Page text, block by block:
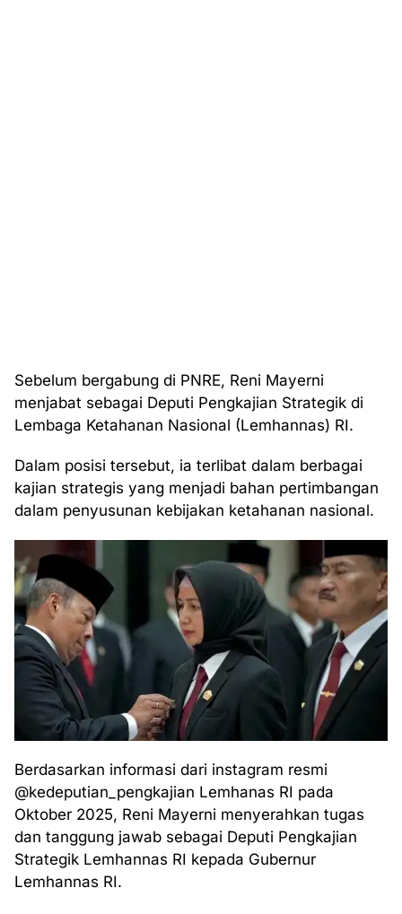
Sebelum bergabung di PNRE, Reni Mayerni
menjabat sebagai Deputi Pengkajian Strategik di
Lembaga Ketahanan Nasional (Lemhannas) RI.
Dalam posisi tersebut, ia terlibat dalam berbagai
kajian strategis yang menjadi bahan pertimbangan
dalam penyusunan kebijakan ketahanan nasional.
Berdasarkan informasi dari instagram resmi
@kedeputian_pengkajian Lemhanas RI pada
Oktober 2025, Reni Mayerni menyerahkan tugas
dan tanggung jawab sebagai Deputi Pengkajian
Strategik Lemhannas RI kepada Gubernur
Lemhannas RI.